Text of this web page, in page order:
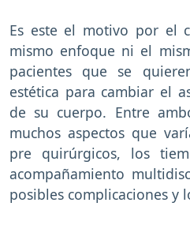
Es este el motivo por el
mismo enfoque ni el
pacientes que se
estética para cambiar el
de su cuerpo. Entre
muchos aspectos que
pre quirúrgicos, los
acompañamiento
posibles complicaciones y